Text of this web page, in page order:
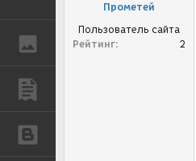
ГАЛЕРЕЯ
и
я
Прометей
Пользователь сайта
Рейтинг
2